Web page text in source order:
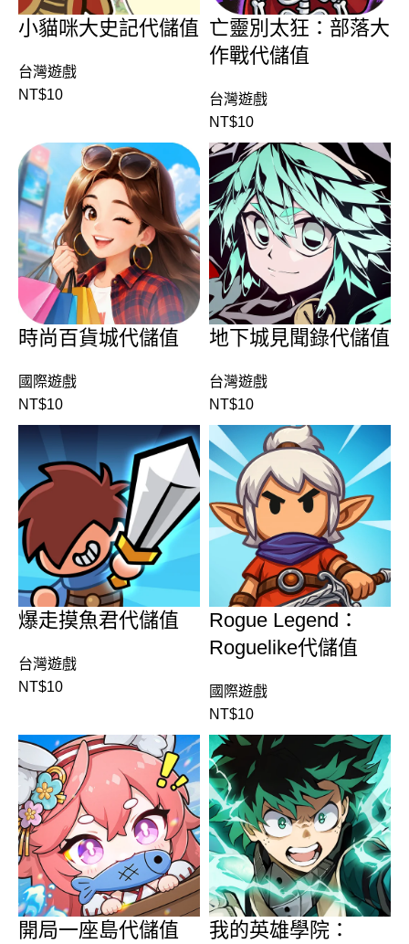
小貓咪大史記代儲值
台灣遊戲
NT$10
亡靈別太狂：部落大
作戰代儲值
台灣遊戲
NT$10
時尚百貨城代儲值
國際遊戲
NT$10
地下城見聞錄代儲值
台灣遊戲
NT$10
爆走摸魚君代儲值
台灣遊戲
NT$10
Rogue Legend：
Roguelike代儲值
國際遊戲
NT$10
開局一座島代儲值
我的英雄學院：